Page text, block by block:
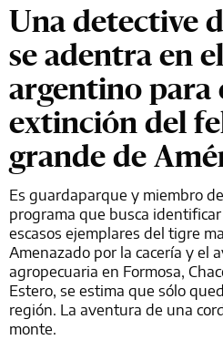
Una detective
se adentra en
argentino para
extinción del
grande de
Es guardaparque y miembro
programa que busca
escasos ejemplares del tigre
Amenazado por la cacería y el
agropecuaria en Formosa,
Estero, se estima que sólo
región. La aventura de una
monte.